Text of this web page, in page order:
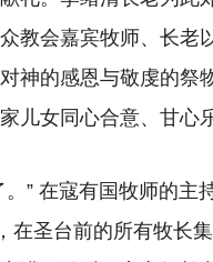
教会嘉宾牧师、长老
神的感恩与敬虔的祭
儿女同心合意、甘心
” 在寇有国牧师的主
圣台前的所有牧长